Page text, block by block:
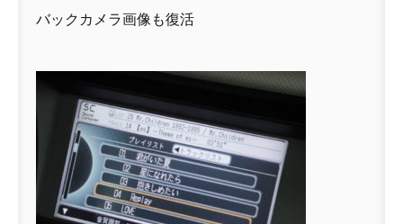
バックカメラ画像も復活